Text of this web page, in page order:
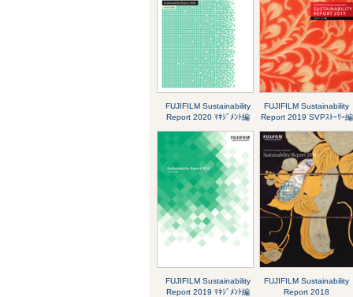
FUJIFILM Sustainability
Report 2020 ﾏﾈｼﾞﾒﾝﾄ編
FUJIFILM Sustainability
Report 2019 SVPｽﾄｰﾘｰ編
FUJIFILM Sustainability
Report 2019 ﾏﾈｼﾞﾒﾝﾄ編
FUJIFILM Sustainability
Report 2018